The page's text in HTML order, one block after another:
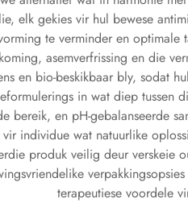
elk gekies vir hul bewese
te verminder en optimale
asemverfrissing en die
en bio-beskikbaar bly, sodat
in wat diep tussen
bereik, en pH-gebalanseerde
vir individue wat natuurlike
produk veilig deur verskeie
terapeutiese voordele